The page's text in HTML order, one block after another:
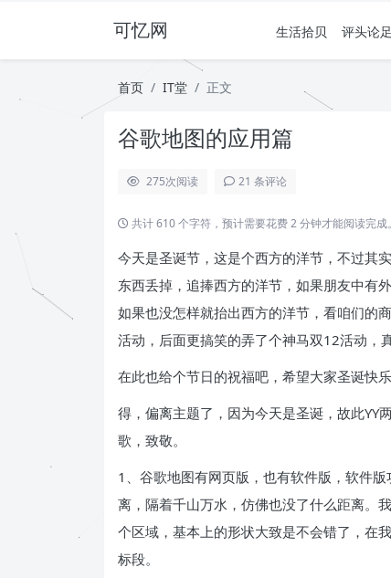
可忆网 生活拾贝 评头论足
首页 IT堂 正文
谷歌地图的应用篇
275次阅读 21 条评论
共计 610 个字符，预计需要花费 2 分钟才能阅读完成。
今天是圣诞节，这是个西方的洋节，不过其
东西丢掉，追捧西方的洋节，如果朋友中有
如果也没怎样就抬出西方的洋节，看咱们的
活动，后面更搞笑的弄了个神马双12活动，
在此也给个节日的祝福吧，希望大家圣诞快
得，偏离主题了，因为今天是圣诞，故此YY
歌，致敬。
1、谷歌地图有网页版，也有软件版，软件
离，隔着千山万水，仿佛也没了什么距离。
个区域，基本上的形状大致是不会错了，在
标段。